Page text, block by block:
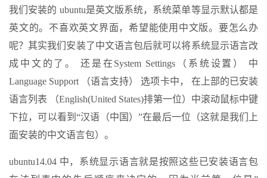
我们安装的 ubuntu是英文版系统，系统菜单等显示默认都是
英文的。不喜欢英文界面，希望能使用中文版。要怎么办
呢？其实我们安装了中文语言包后就可以将系统显示语言改
成中文的了。 还是在System Settings（系统设置） 中
Language Support （语言支持） 选项卡中， 在上部的已安装
语言列表 （English(United States)排第一位）中滚动鼠标中键
下拉，可以看到“汉语（中国）”在最后一位（这就是我们上
面安装的中文语言包）。
ubuntu14.04 中，系统显示语言就是按照这些已安装语言包